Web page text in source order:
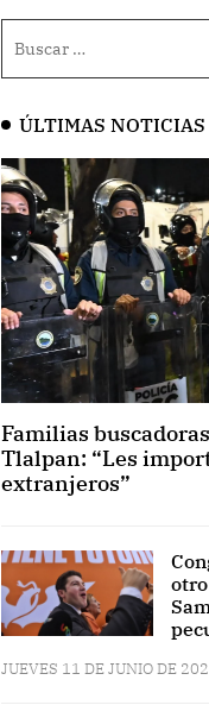
ÚLTIMAS NOTICIAS
Familias
Tlalpan: “Les
extranjeros”
JUEVES 11 DE JUNIO DE